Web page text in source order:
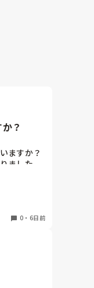
ない」っ
先生、園
担任も
性格は変
否定され
確かに簡
ったりし
ともあ
う。これ
だからこ
っちゃう
ので、頑
かけて、
願ってい
？
ますか？
ました。
ではな
0 ・ 6日前